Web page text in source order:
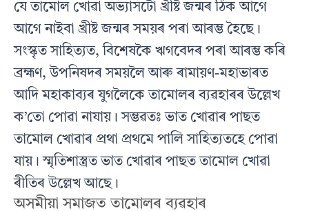
যে তামোল খোৱা অভ্যাসটো খ্রীষ্ট জন্মৰ ঠিক আগে
আগে নাইবা খ্রীষ্ট জন্মৰ সময়ৰ পৰা আৰম্ভ হৈছে।
সংস্কৃত সাহিত্যত, বিশেষকৈ ঋগবেদৰ পৰা আৰম্ভ কৰি
ব্ৰহ্মণ, উপনিষদৰ সময়লৈ আৰু ৰামায়ণ-মহাভাৰত
আদি মহাকাব্যৰ যুগলৈকে তামোলৰ ব্যৱহাৰৰ উল্লেখ
ক’তো পোৱা নাযায়। সম্ভৱতঃ ভাত খোৱাৰ পাছত
তামোল খোৱাৰ প্রথা প্রথমে পালি সাহিত্যতহে পোৱা
যায়। স্মৃতিশাস্ত্ৰত ভাত খোৱাৰ পাছত তামোল খোৱা
ৰীতিৰ উল্লেখ আছে।
অসমীয়া সমাজত তামোলৰ ব্যৱহাৰ